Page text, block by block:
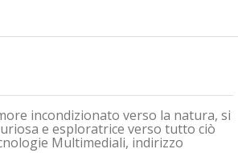
incondizionato verso la natura, si
e esploratrice verso tutto ciò
Multimediali, indirizzo